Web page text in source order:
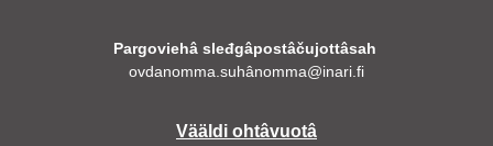
Pargoviehâ sleđgâpostâčujottâsah
ovdanomma.suhânomma@inari.fi
Vääldi ohtâvuotâ